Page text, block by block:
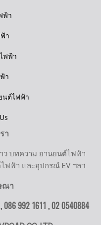
ฟ้า
า
ฟฟ้า
า
นต์ไฟฟ้า
า
าว บทความ ยานยนต์ไฟฟ้า
ฟฟ้า และอุปกรณ์ EV ฯลฯ
ณา
086 992 1611 ,02 0540884